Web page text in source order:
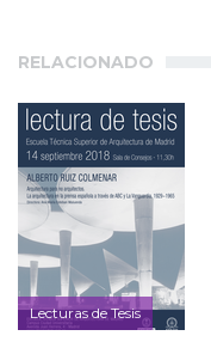
RELACIONADO
Lecturas de Tesis